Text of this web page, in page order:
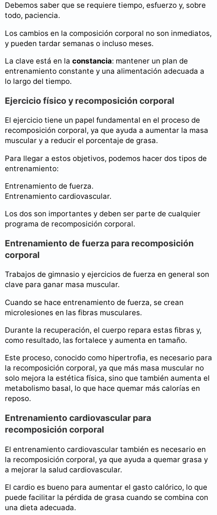
Debemos saber que se requiere tiempo, esfuerzo y, sobre
todo, paciencia.
Los cambios en la composición corporal no son inmediatos,
y pueden tardar semanas o incluso meses.
La clave está en la constancia: mantener un plan de
entrenamiento constante y una alimentación adecuada a
lo largo del tiempo.
Ejercicio físico y recomposición corporal
El ejercicio tiene un papel fundamental en el proceso de
recomposición corporal, ya que ayuda a aumentar la masa
muscular y a reducir el porcentaje de grasa.
Para llegar a estos objetivos, podemos hacer dos tipos de
entrenamiento:
Entrenamiento de fuerza.
Entrenamiento cardiovascular.
Los dos son importantes y deben ser parte de cualquier
programa de recomposición corporal.
Entrenamiento de fuerza para recomposición
corporal
Trabajos de gimnasio y ejercicios de fuerza en general son
clave para ganar masa muscular.
Cuando se hace entrenamiento de fuerza, se crean
microlesiones en las fibras musculares.
Durante la recuperación, el cuerpo repara estas fibras y,
como resultado, las fortalece y aumenta en tamaño.
Este proceso, conocido como hipertrofia, es necesario para
la recomposición corporal, ya que más masa muscular no
solo mejora la estética física, sino que también aumenta el
metabolismo basal, lo que hace quemar más calorías en
reposo.
Entrenamiento cardiovascular para
recomposición corporal
El entrenamiento cardiovascular también es necesario en
la recomposición corporal, ya que ayuda a quemar grasa y
a mejorar la salud cardiovascular.
El cardio es bueno para aumentar el gasto calórico, lo que
puede facilitar la pérdida de grasa cuando se combina con
una dieta adecuada.